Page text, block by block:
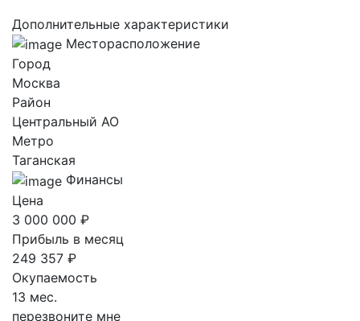
Дополнительные характеристики
Месторасположение
Город
Москва
Район
Центральный AO
Метро
Таганская
Финансы
Цена
3 000 000 ₽
Прибыль в месяц
249 357 ₽
Окупаемость
13 мес.
перезвоните мне